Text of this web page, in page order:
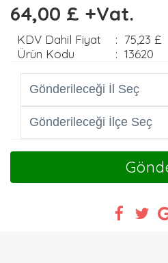
64,00 £ +Vat.
KDV Dahil Fiyat : 75,23 £
Ürün Kodu
: 13620